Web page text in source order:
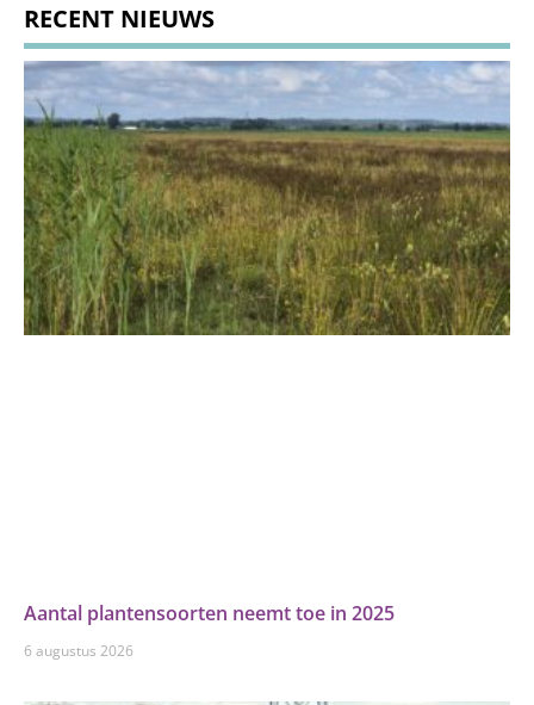
RECENT NIEUWS
Aantal plantensoorten neemt toe in 2025
6 augustus 2026